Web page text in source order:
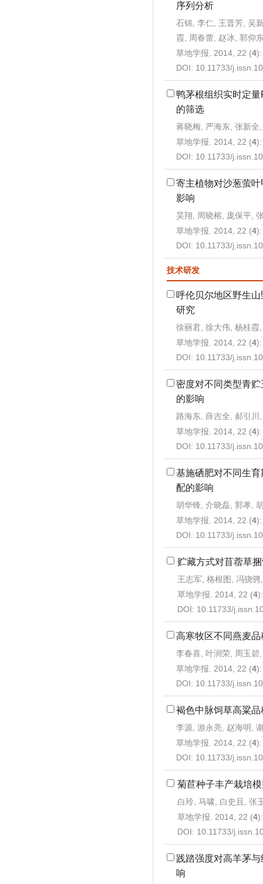
序列分析
石锦, 李仁, 王晋芳, 吴
霞, 周春蕾, 赵冰, 郭仰
草地学报. 2014, 22 (4
DOI: 10.11733/
鸭茅根组织实时定
的筛选
蒋晓梅, 严海东, 张新全
草地学报. 2014, 22 (4
DOI: 10.11733/
寄主植物对沙葱萤
影响
昊翔, 周晓榕, 庞保平,
草地学报. 2014, 22 (4
DOI: 10.11733/
技术研发
呼伦贝尔地区野生
研究
徐丽君, 徐大伟, 杨桂霞
草地学报. 2014, 22 (4
DOI: 10.11733/
密度对不同类型青
的影响
路海东, 薛吉全, 郝引
草地学报. 2014, 22 (4
DOI: 10.11733/
基施硒肥对不同生
配的影响
胡华锋, 介晓磊, 郭孝,
草地学报. 2014, 22 (4
DOI: 10.11733/
贮藏方式对苜蓿草
王志军, 格根图, 冯骁
草地学报. 2014, 22 (4
DOI: 10.11733/
高寒牧区不同燕麦
李春喜, 叶润荣, 周玉碧
草地学报. 2014, 22 (4
DOI: 10.11733/
褐色中脉饲草高粱
李源, 游永亮, 赵海明,
草地学报. 2014, 22 (4
DOI: 10.11733/
菊苣种子丰产栽培
白玲, 马啸, 白史且, 张
草地学报. 2014, 22 (4
DOI: 10.11733/
践踏强度对高羊茅
响